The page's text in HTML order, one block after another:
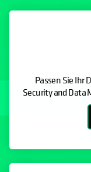
Passen Sie Ihr
Security and Data